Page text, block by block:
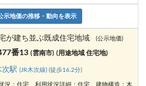
示地価の推移・動向を表示
が建ち並ぶ既成住宅地域 (公示地価)
番13 (雲南市) (用途地域 住宅地)
次駅(JR木次線) (徒歩16.2分)
況：住宅、利用状況詳細：住宅、建物構造：木